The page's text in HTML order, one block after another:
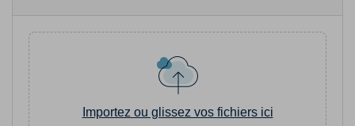
Importez ou glissez vos fichiers ici